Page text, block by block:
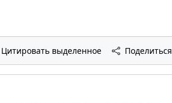
Цитировать выделенное Поделиться